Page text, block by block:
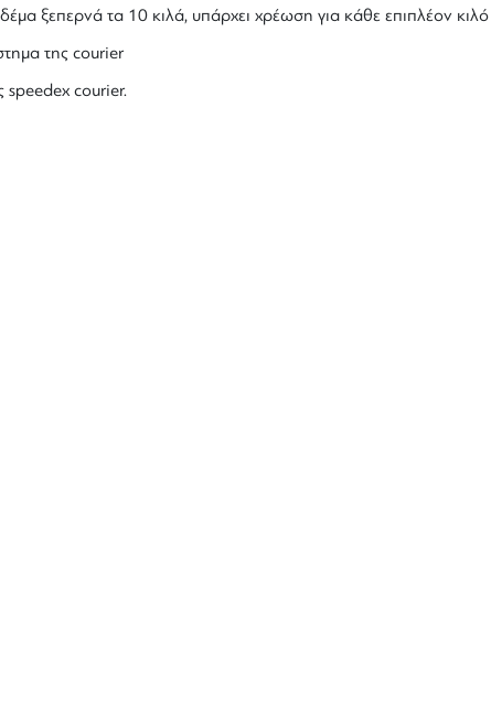
ξεπερνά τα 10 κιλά, υπάρχει χρέωση για κάθε επιπλέον
της courier
speedex courier.